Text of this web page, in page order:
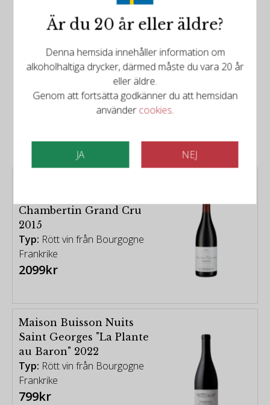
Det finns mer att upptäcka
Relaterade produkter
Chambertin Grand Cru
2015
Typ: Rött vin från Bourgogne
Frankrike
2099kr
Maison Buisson Nuits
Saint Georges "La Plante
au Baron" 2022
Typ: Rött vin från Bourgogne
Frankrike
799kr
Är du 20 år eller äldre?
Denna hemsida innehåller information om
alkoholhaltiga drycker, därmed måste du vara 20 år
eller äldre.
Genom att fortsätta godkänner du att hemsidan
användercookies.
JA NEJ